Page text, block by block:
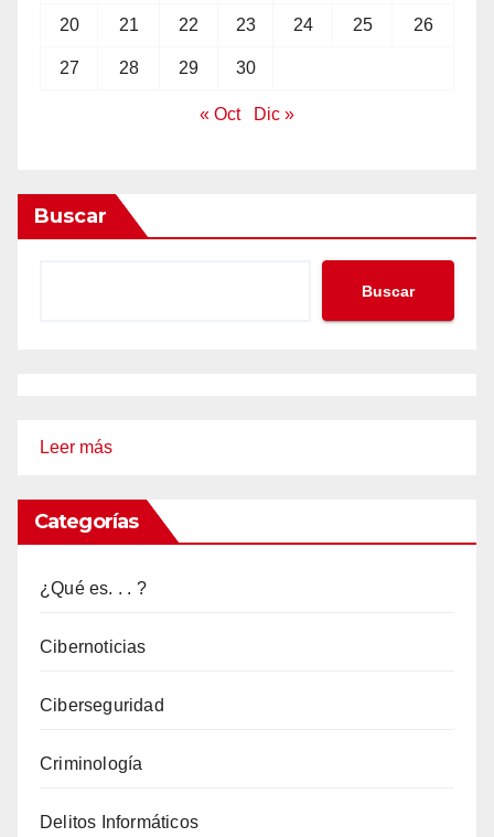
20 21 22 23 24 25 26
27 28 29 30
« Oct Dic »
Buscar
Buscar
Leer más:
saltó
al
primer
como
marca
suplantada
Categorías
¿Qué es. . . ?
Cibernoticias
Ciberseguridad
Criminología
Delitos Informáticos